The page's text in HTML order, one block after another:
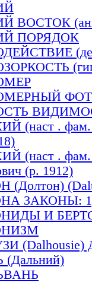
ВОСТОК
ПОРЯДОК
(наст . фам.
(наст . фам.
(р. 1912)
(Долтон)
ЗАКОНЫ: 1)
И
(Dalhousie)